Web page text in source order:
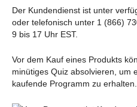
Der Kundendienst ist unter
oder telefonisch unter 1 (866)
9 bis 17 Uhr EST.
Vor dem Kauf eines Produkts
minütiges Quiz absolvieren, um
kaufende Programm zu erhalten.